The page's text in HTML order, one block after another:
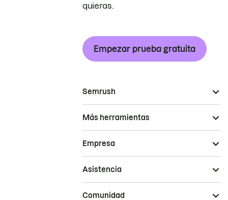
quieras.
Empezar prueba gratuita
Semrush
Más herramientas
Empresa
Asistencia
Comunidad